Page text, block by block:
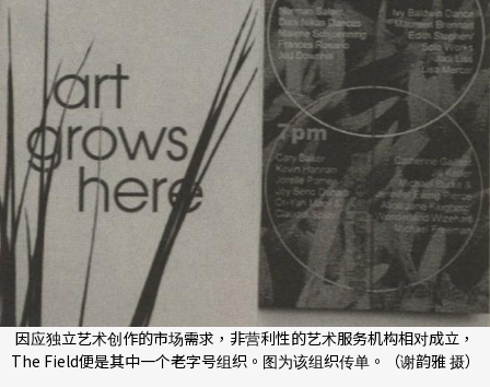
因应独立艺术创作的市场需求，非营利性的艺术服务机构相对成立，
The Field便是其中一个老字号组织。图为该组织传单。（谢韵雅 摄）